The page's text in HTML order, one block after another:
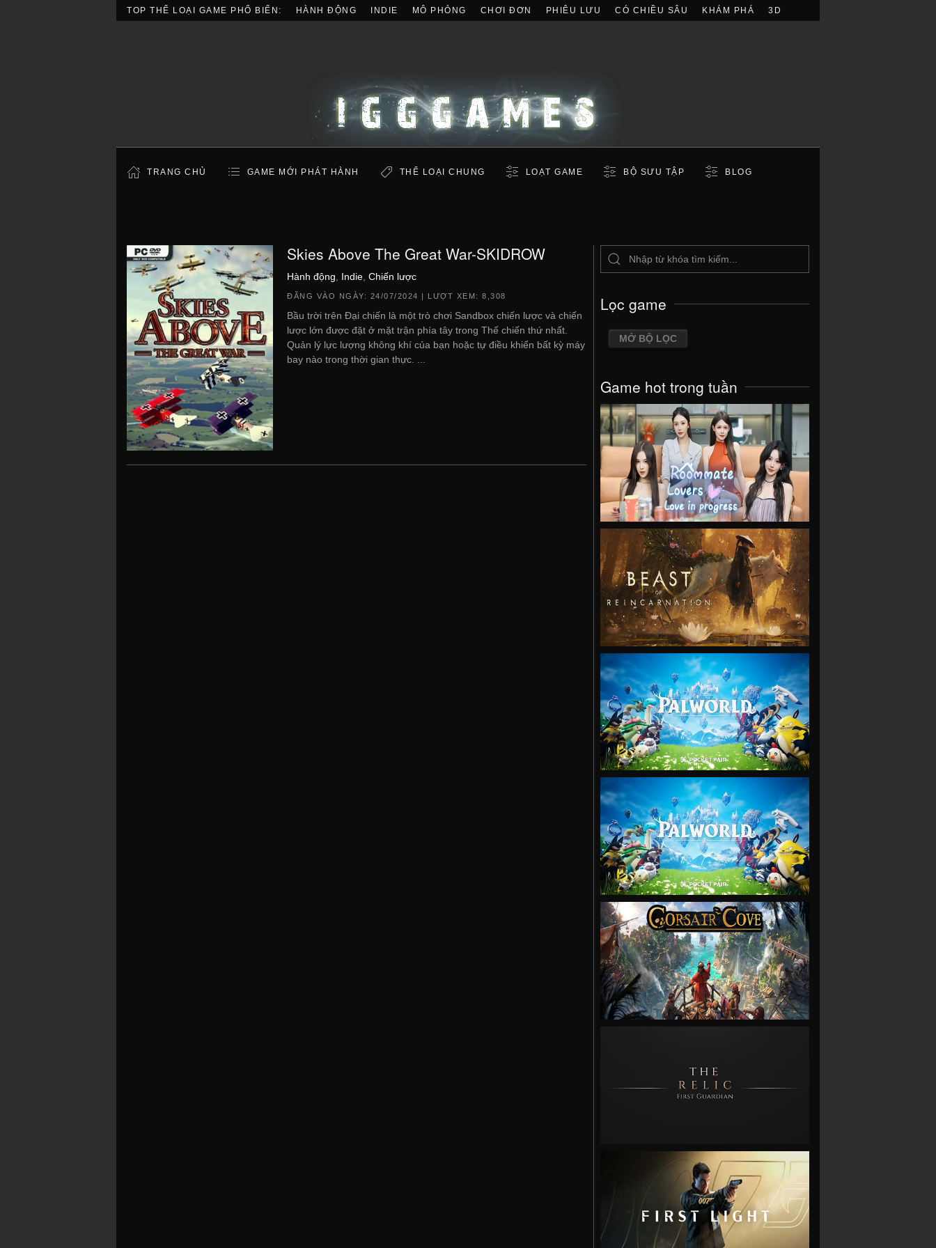
TOP THỂ LOẠI GAME PHỔ BIẾN: HÀNH ĐỘNG INDIE MÔ PHỎNG CHƠI ĐƠN PHIÊU LƯU CÓ CHIỀU SÂU KHÁM PHÁ 3D
TRANG CHỦ GAME MỚI PHÁT HÀNH THỂ LOẠI CHUNG LOẠT GAME BỘ SƯU TẬP BLOG
Skies Above The Great War-SKIDROW
Hành động Indie Chiến lược
ĐĂNG VÀO NGÀY: 24/07/2024 | LƯỢT XEM: 8,308
Bầu trời trên Đại chiến là một trò chơi Sandbox chiến lược và chiến
lược lớn được đặt ở mặt trận phía tây trong Thế chiến thứ nhất.
Quản lý lực lượng không khí của bạn hoặc tự điều khiển bất kỳ máy
bay nào trong thời gian thực. ...
Lọc game
MỞ BỘ LỌC
Game hot trong tuần
VIEW
VIEW
VIEW
VIEW
VIEW
VIEW
VIEW